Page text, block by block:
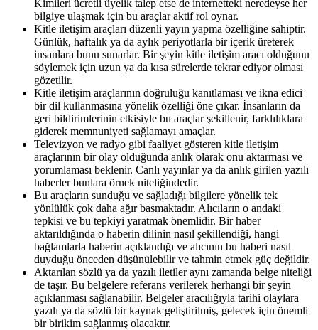
Kimileri ücretli üyelik talep etse de internetteki neredeyse her
bilgiye ulaşmak için bu araçlar aktif rol oynar.
Kitle iletişim araçları düzenli yayın yapma özelliğine sahiptir.
Günlük, haftalık ya da aylık periyotlarla bir içerik üreterek
insanlara bunu sunarlar. Bir şeyin kitle iletişim aracı olduğunu
söylemek için uzun ya da kısa sürelerde tekrar ediyor olması
gözetilir.
Kitle iletişim araçlarının doğruluğu kanıtlaması ve ikna edici
bir dil kullanmasına yönelik özelliği öne çıkar. İnsanların da
geri bildirimlerinin etkisiyle bu araçlar şekillenir, farklılıklara
giderek memnuniyeti sağlamayı amaçlar.
Televizyon ve radyo gibi faaliyet gösteren kitle iletişim
araçlarının bir olay olduğunda anlık olarak onu aktarması ve
yorumlaması beklenir. Canlı yayınlar ya da anlık girilen yazılı
haberler bunlara örnek niteliğindedir.
Bu araçların sunduğu ve sağladığı bilgilere yönelik tek
yönlülük çok daha ağır basmaktadır. Alıcıların o andaki
tepkisi ve bu tepkiyi yaratmak önemlidir. Bir haber
aktarıldığında o haberin dilinin nasıl şekillendiği, hangi
bağlamlarla haberin açıklandığı ve alıcının bu haberi nasıl
duyduğu önceden düşünülebilir ve tahmin etmek güç değildir.
Aktarılan sözlü ya da yazılı iletiler aynı zamanda belge niteliği
de taşır. Bu belgelere referans verilerek herhangi bir şeyin
açıklanması sağlanabilir. Belgeler aracılığıyla tarihi olaylara
yazılı ya da sözlü bir kaynak geliştirilmiş, gelecek için önemli
bir birikim sağlanmış olacaktır.